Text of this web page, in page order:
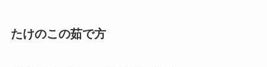
たけのこの茹で方